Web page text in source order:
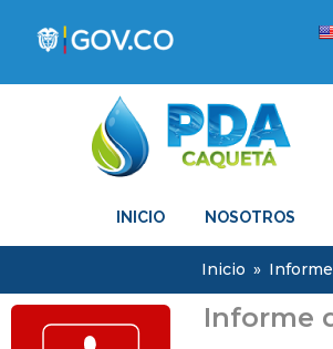
INICIO NOSOTROS
Inicio »
Informe